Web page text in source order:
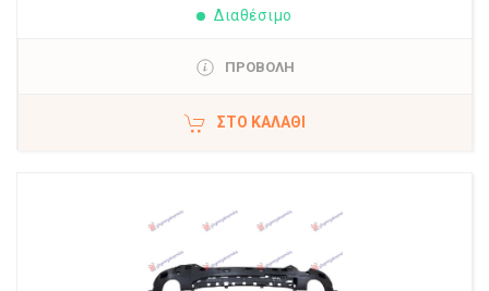
Διαθέσιμο
ΠΡΟΒΟΛΗ
ΣΤΟ ΚΑΛΆΘΙ